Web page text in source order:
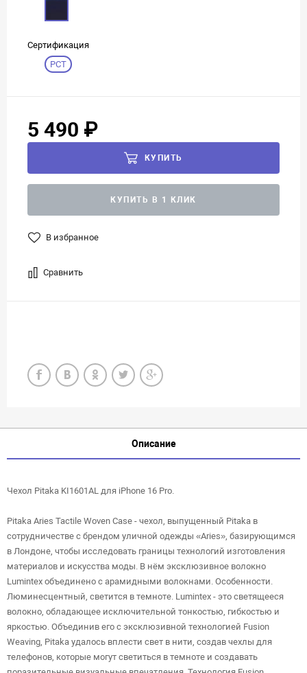
Сертификация
РСТ
5 490 ₽
КУПИТЬ
КУПИТЬ В 1 КЛИК
В избранное
Сравнить
Описание
Чехол Pitaka KI1601AL для iPhone 16 Pro.
Pitaka Aries Tactile Woven Case - чехол, выпущенный Pitaka в
сотрудничестве с брендом уличной одежды «Aries», базирующимся
в Лондоне, чтобы исследовать границы технологий изготовления
материалов и искусства моды. В нём эксклюзивное волокно
Lumintex объединено с арамидными волокнами. Особенности.
Люминесцентный, светится в темноте. Lumintex - это светящееся
волокно, обладающее исключительной тонкостью, гибкостью и
яркостью. Объединив его с эксклюзивной технологией Fusion
Weaving, Pitaka удалось вплести свет в нити, создав чехлы для
телефонов, которые могут светиться в темноте и создавать